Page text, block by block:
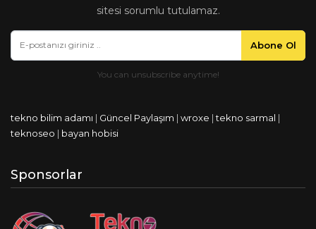
sitesi sorumlu tutulamaz.
Abone Ol
tekno bilim adamı | Güncel Paylaşım | wroxe |tekno sarmal |
teknoseo | bayan hobisi
Sponsorlar